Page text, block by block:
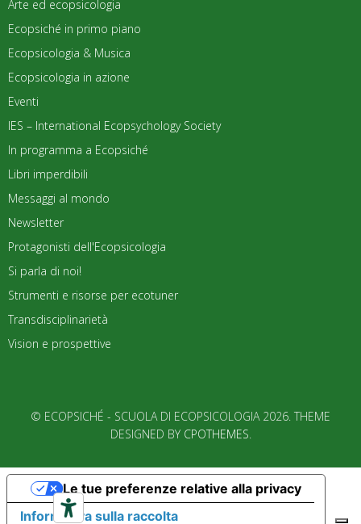
Arte ed ecopsicologia
Ecopsiché in primo piano
Ecopsicologia & Musica
Ecopsicologia in azione
Eventi
IES – International Ecopsychology Society
In programma a Ecopsiché
Libri imperdibili
Messaggi al mondo
Newsletter
Protagonisti dell'Ecopsicologia
Si parla di noi!
Strumenti e risorse per ecotuner
Transdisciplinarietà
Vision e prospettive
© ECOPSICHÉ - SCUOLA DI ECOPSICOLOGIA 2026. THEME
DESIGNED BY CPOTHEMES.
Informativa sulla raccolta
Le tue preferenze relative alla privacy